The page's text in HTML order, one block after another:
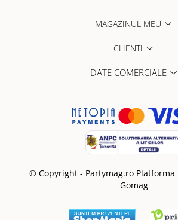
MAGAZINUL MEU
CLIENTI
DATE COMERCIALE
© Copyright - Partymag.ro Platforma
Gomag